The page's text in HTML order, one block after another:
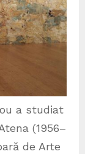
a studiat
(1956–
de Arte